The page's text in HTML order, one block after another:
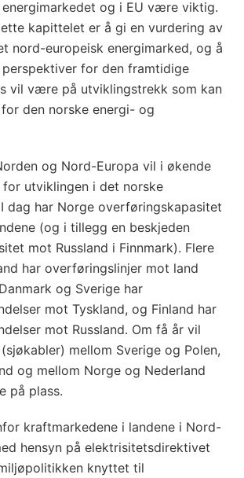
og i EU være viktig.
kapittelet er å gi en vurdering av
nord-europeisk energimarked, og å
for den framtidige
vil være på utviklingstrekk som kan
den norske energi- og
og Nord-Europa vil i økende
utviklingen i det norske
dag har Norge overføringskapasitet
(og i tillegg en beskjeden
mot Russland i Finnmark). Flere
har overføringslinjer mot land
og Sverige har
mot Tyskland, og Finland har
mot Russland. Om få år vil
mellom Sverige og Polen,
og mellom Norge og Nederland
på plass.
kraftmarkedene i landene i Nord-
hensyn på elektrisitetsdirektivet
knyttet til